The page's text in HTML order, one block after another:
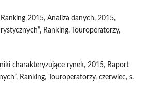
2015, Analiza danych, 2015,
Ranking. Touroperatorzy,
charakteryzujące rynek, 2015, Raport
Ranking, Touroperatorzy, czerwiec, s.